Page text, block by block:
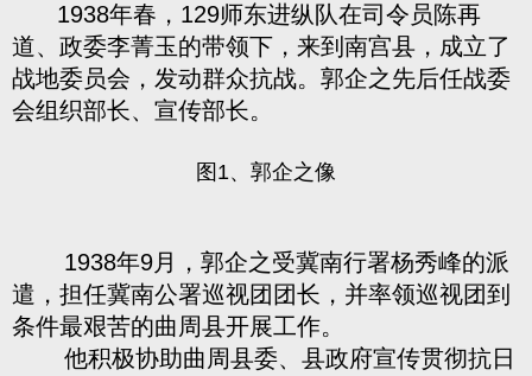
1938年春，129师东进纵队在司令员陈再
道、政委李菁玉的带领下，来到南宫县，成立了
战地委员会，发动群众抗战。郭企之先后任战委
会组织部长、宣传部长。
图1、郭企之像
1938年9月，郭企之受冀南行署杨秀峰的派
遣，担任冀南公署巡视团团长，并率领巡视团到
条件最艰苦的曲周县开展工作。
他积极协助曲周县委、县政府宣传贯彻抗日